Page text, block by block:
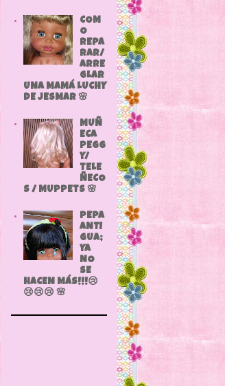
COM
O
REPA
RAR/
ARRE
GLAR
UNA MAMÁ LUCHY
DE JESMAR 🌸
MUÑ
ECA
PEGG
Y/
TELE
ÑECO
S / MUPPETS 🌸
PEPA
ANTI
GUA;
YA
NO
SE
HACEN MÁS!!!😢
😢😢😢 🌸